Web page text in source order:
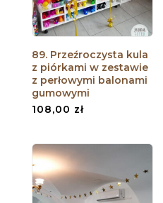
89. Przeźroczysta kula
z piórkami w zestawie
z perłowymi balonami
gumowymi
108,00 zł